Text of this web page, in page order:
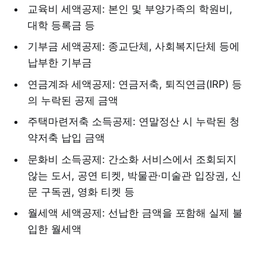
교육비 세액공제: 본인 및 부양가족의 학원비,
대학 등록금 등
기부금 세액공제: 종교단체, 사회복지단체 등에
납부한 기부금
연금계좌 세액공제: 연금저축, 퇴직연금(IRP) 등
의 누락된 공제 금액
주택마련저축 소득공제: 연말정산 시 누락된 청
약저축 납입 금액
문화비 소득공제: 간소화 서비스에서 조회되지
않는 도서, 공연 티켓, 박물관·미술관 입장권, 신
문 구독권, 영화 티켓 등
월세액 세액공제: 선납한 금액을 포함해 실제 불
입한 월세액